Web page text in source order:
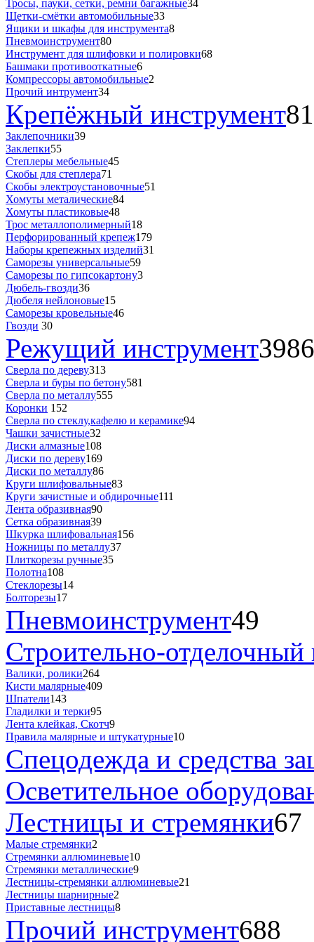
Тросы, пауки, сетки, ремни багажные34
Щетки-смётки автомобильные33
Ящики и шкафы для инструмента8
Пневмоинструмент80
Инструмент для шлифовки и полировки68
Башмаки противооткатные6
Компрессоры автомобильные2
Прочий интрумент34
Крепёжный инструмент
Заклепочники39
Заклепки55
Степлеры мебельные45
Скобы для степлера71
Скобы электроустановочные51
Хомуты металические84
Хомуты пластиковые48
Трос металлополимерный18
Перфорированный крепеж179
Наборы крепежных изделий31
Саморезы универсальные59
Саморезы по гипсокартону3
Дюбель-гвозди36
Дюбеля нейлоновые15
Саморезы кровельные46
Гвозди 30
Режущий инструмент3986
Сверла по дереву313
Сверла и буры по бетону581
Сверла по металлу555
Коронки 152
Сверла по стеклу,кафелю и керамике94
Чашки зачистные32
Диски алмазные108
Диски по дереву169
Диски по металлу86
Круги шлифовальные83
Круги зачистные и обдирочные111
Лента образивная90
Сетка образивная39
Шкурка шлифовальная156
Ножницы по металлу37
Плиткорезы ручные35
Полотна108
Стеклорезы14
Болторезы17
Пневмоинструмент49
Строительно-отделочный
Валики, ролики264
Кисти малярные409
Шпатели143
Гладилки и терки95
Лента клейкая, Скотч9
Правила малярные и штукатурные10
Спецодежда и средства
Осветительное
Лестницы и стремянки67
Малые стремянки2
Стремянки аллюминевые10
Стремянки металлические9
Лестницы-стремянки аллюминевые21
Лестницы шарнирные2
Приставные лестницы8
Прочий инструмент688